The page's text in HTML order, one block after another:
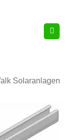
Solaranlagen